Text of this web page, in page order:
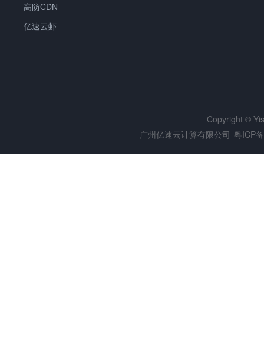
高防CDN
亿速云虾
Copyright ©
广州亿速云计算有限公司 粤ICP